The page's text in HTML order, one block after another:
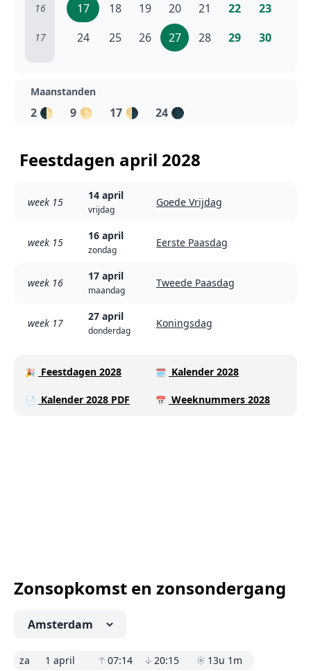
16 17 18 19 20 21 22 23
17 24 25 26 27 28 29 30
Maanstanden
2 🌓 9 🌕 17 🌗 24 🌑
Feestdagen april 2028
week 15
14 april
vrijdag
Goede Vrijdag
week 15
16 april
zondag
Eerste Paasdag
week 16
17 april
maandag
Tweede Paasdag
week 17
27 april
donderdag
Koningsdag
🎉 Feestdagen 2028 🗓️ Kalender 2028
📄 Kalender 2028 PDF 📅 Weeknummers 2028
Zonsopkomst en zonsondergang
za 1 april ↑ 07:14 ↓ 20:15 ☀ 13u 1m